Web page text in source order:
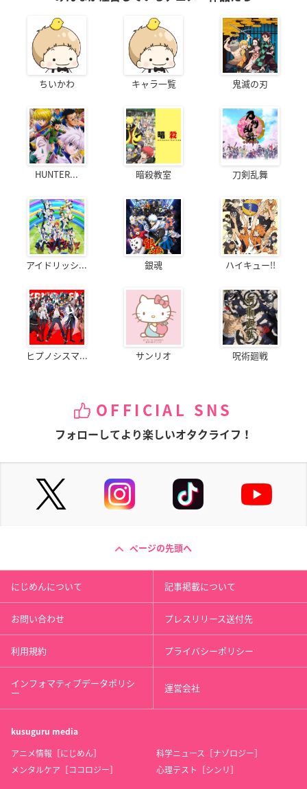
ちいかわ キャラ一覧 鬼滅の刃
HUNTER... 暗殺教室 刀剣乱舞
アイドリッシ... 銀魂 ハイキュー!!
ヒプノシスマ... サンリオ 呪術廻戦
OFFICIAL SNS
フォローしてより楽しいオタクライフ！
ページの先頭へ
にじめんについて 記事掲載について
お問い合わせ プレスリリース送付先
利用規約 プライバシーポリシー
インフォマティブデータポリシ
ー 運営会社
kusuguru media
アニメ情報［にじめん］
科学ニュース［ナゾロジー］
メンタルケア［ココロジー］
心理テスト［シンリ］